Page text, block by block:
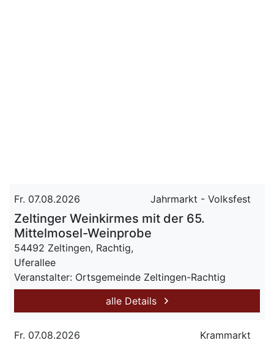
Fr. 07.08.2026 Jahrmarkt - Volksfest
Zeltinger Weinkirmes mit der 65.
Mittelmosel-Weinprobe
54492 Zeltingen, Rachtig,
Uferallee
Veranstalter: Ortsgemeinde Zeltingen-Rachtig
alle Details
Fr. 07.08.2026 Krammarkt